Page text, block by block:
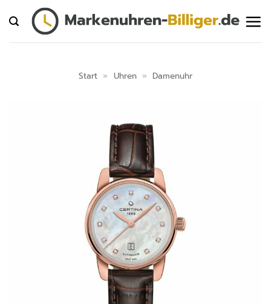
Inhalt
springen
Start » Uhren » Damenuhr